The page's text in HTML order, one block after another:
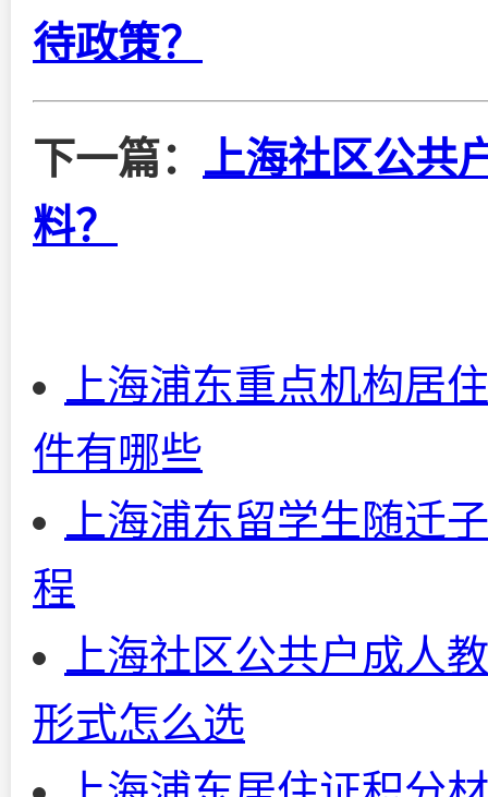
待政策？
下一篇： 上海社区公共
料？
上海浦东重点机构居
件有哪些
上海浦东留学生随迁
程
上海社区公共户成人
形式怎么选